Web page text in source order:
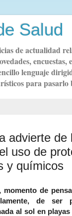
Salud
de actualidad
encuestas,
lenguaje
para pasarlo
advierte de
uso de
y químicos
momento de
de ser
al sol en